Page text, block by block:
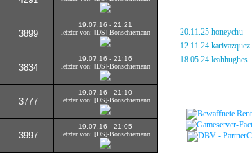
3899
19.07.16 - 21:21
letzter von: [DS]-Bonschiemann
3834
19.07.16 - 21:16
letzter von: [DS]-Bonschiemann
3777
19.07.16 - 21:10
letzter von: [DS]-Bonschiemann
3997
19.07.16 - 21:05
letzter von: [DS]-Bonschiemann
20.11.25 honeychu
12.11.24 karivazquez
18.05.24 leahhughes